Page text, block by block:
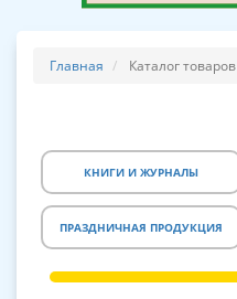
Главная Каталог товаров
КНИГИ И ЖУРНАЛЫ
ПРАЗДНИЧНАЯ ПРОДУКЦИЯ